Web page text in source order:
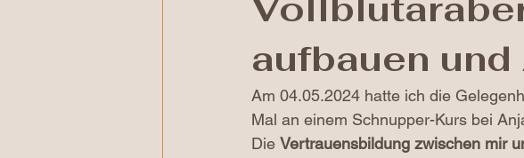
aufbauen
Am 04.05.2024 hatte ich die
Mal an einem Schnupper-Kurs bei
Die Vertrauensbildung zwischen mir